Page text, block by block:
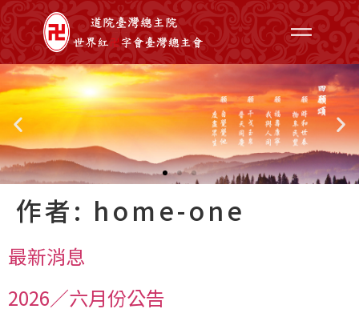
作者: home-one
最新消息
2026／六月份公告